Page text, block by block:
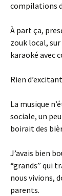
compilations
À part ça,
zouk local, sur
karaoké avec
Rien
La musique
sociale, un
boirait des
J’avais bien
“grands” qui
nous vivions,
parents.